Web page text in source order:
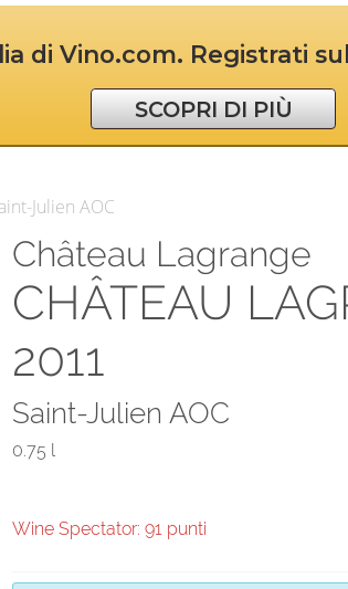
di Vino.com. Registrati
SCOPRI DI PIÙ
Julien AOC
Château Lagrange
CHÂTEAU
2011
Saint-Julien AOC
0.75 l
Wine Spectator: 91 punti